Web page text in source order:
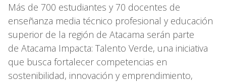
Más de 700 estudiantes y 70 docentes de
enseñanza media técnico profesional y educación
superior de la región de Atacama serán parte
de Atacama Impacta: Talento Verde, una iniciativa
que busca fortalecer competencias en
sostenibilidad, innovación y emprendimiento,